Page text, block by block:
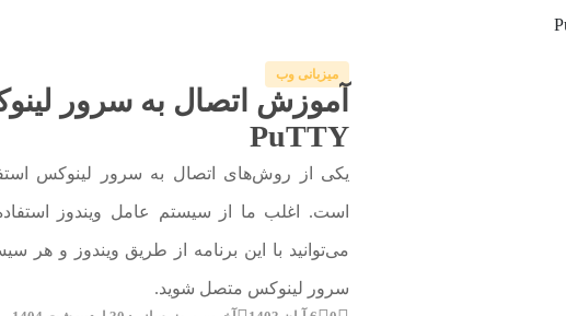
میزبانی وب
آموزش اتصال به سرور
PuTTY
است. اغلب ما از سیستم عامل ویندوز
می‌توانید با این برنامه از طریق ویندوز و هر
سرور لینوکس متصل شوید.